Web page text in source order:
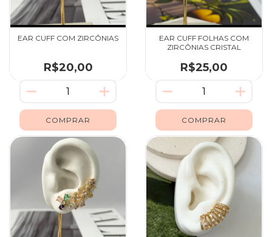
EAR CUFF COM ZIRCÔNIAS
R$20,00
EAR CUFF FOLHAS COM
ZIRCÔNIAS CRISTAL
R$25,00